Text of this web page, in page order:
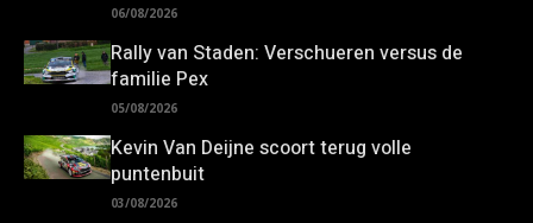
06/08/2026
Rally van Staden: Verschueren versus de
familie Pex
05/08/2026
Kevin Van Deijne scoort terug volle
puntenbuit
03/08/2026